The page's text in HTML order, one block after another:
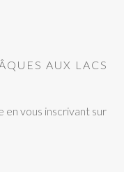
AUX LACS
vous inscrivant sur